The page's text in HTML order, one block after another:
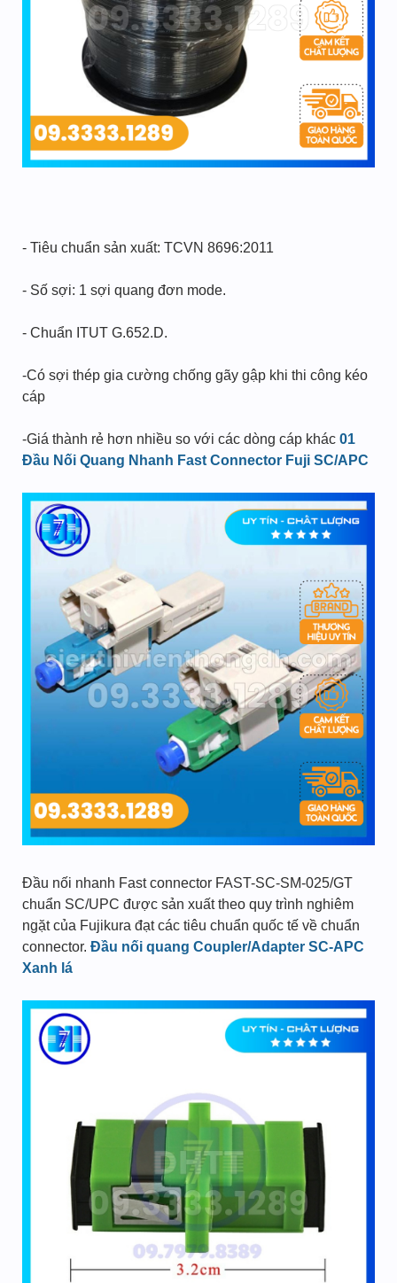
- Tiêu chuẩn sản xuất: TCVN 8696:2011
- Số sợi: 1 sợi quang đơn mode.
- Chuẩn ITUT G.652.D.
-Có sợi thép gia cường chống gãy gập khi thi công kéo
cáp
-Giá thành rẻ hơn nhiều so với các dòng cáp khác 01
Đầu Nối Quang Nhanh Fast Connector Fuji SC/APC
Đầu nối nhanh Fast connector FAST-SC-SM-025/GT
chuẩn SC/UPC được sản xuất theo quy trình nghiêm
ngặt của Fujikura đạt các tiêu chuẩn quốc tế về chuẩn
connector. Đầu nối quang Coupler/Adapter SC-APC
Xanh lá